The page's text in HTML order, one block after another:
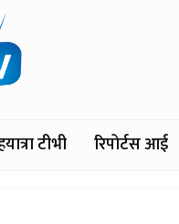
टीभी रिपोर्टस आई